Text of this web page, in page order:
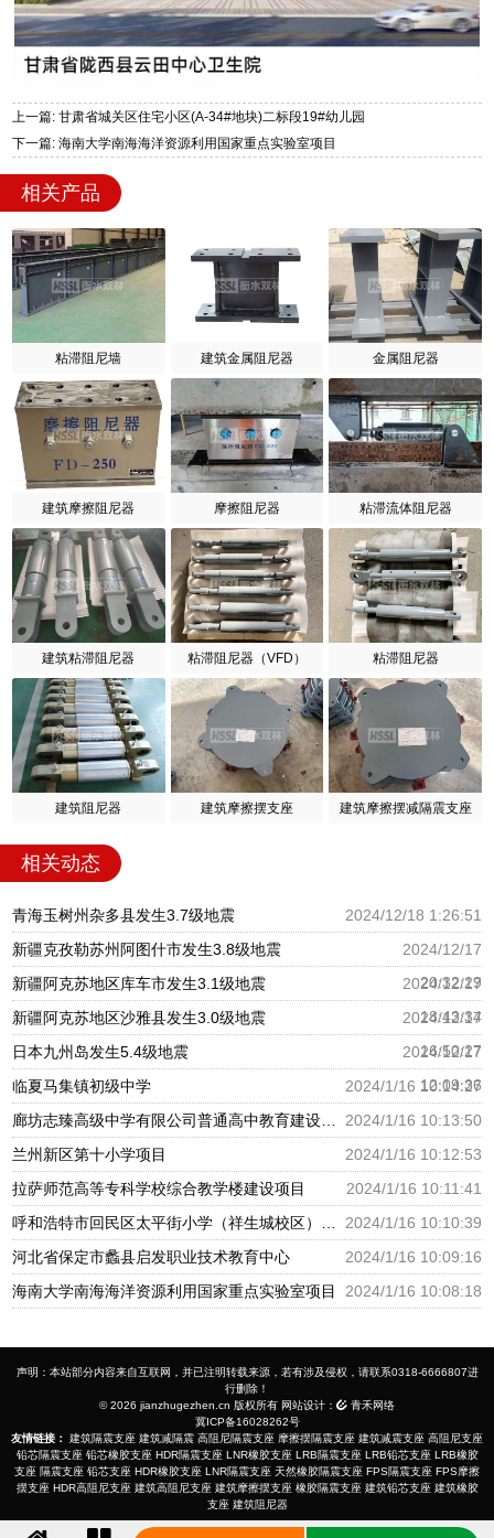
上一篇: 甘肃省城关区住宅小区(A-34#地块)二标段19#幼儿园
下一篇: 海南大学南海海洋资源利用国家重点实验室项目
相关产品
粘滞阻尼墙 建筑金属阻尼器 金属阻尼器
建筑摩擦阻尼器 摩擦阻尼器 粘滞流体阻尼器
建筑粘滞阻尼器 粘滞阻尼器（VFD） 粘滞阻尼器
建筑阻尼器 建筑摩擦摆支座 建筑摩擦摆减隔震支座
相关动态
青海玉树州杂多县发生3.7级地震
2024/12/18 1:26:51
新疆克孜勒苏州阿图什市发生3.8级地震
2024/12/17
20:32:29
新疆阿克苏地区库车市发生3.1级地震
2024/12/17
18:43:34
新疆阿克苏地区沙雅县发生3.0级地震
2024/12/17
16:50:27
日本九州岛发生5.4级地震
2024/12/17
12:09:36
临夏马集镇初级中学
2024/1/16 10:14:27
廊坊志臻高级中学有限公司普通高中教育建设项目 2024/1/16 10:13:50
兰州新区第十小学项目
2024/1/16 10:12:53
拉萨师范高等专科学校综合教学楼建设项目
2024/1/16 10:11:41
呼和浩特市回民区太平街小学（祥生城校区）建设项目 2024/1/16 10:10:39
河北省保定市蠡县启发职业技术教育中心
2024/1/16 10:09:16
海南大学南海海洋资源利用国家重点实验室项目
2024/1/16 10:08:18
声明：本站部分内容来自互联网，并已注明转载来源，若有涉及侵权，请联系0318-6666807进
行删除！
© 2026 jianzhugezhen.cn 版权所有 网站设计：
青禾网络
冀ICP备16028262号
友情链接：
建筑隔震支座 建筑减隔震 高阻尼隔震支座 摩擦摆隔震支座 建筑减震支座 高阻尼支座
铅芯隔震支座 铅芯橡胶支座 HDR隔震支座 LNR橡胶支座 LRB隔震支座 LRB铅芯支座 LRB橡胶
支座 隔震支座 铅芯支座 HDR橡胶支座 LNR隔震支座 天然橡胶隔震支座 FPS隔震支座 FPS摩擦
摆支座 HDR高阻尼支座 建筑高阻尼支座 建筑摩擦摆支座 橡胶隔震支座 建筑铅芯支座 建筑橡胶
支座 建筑阻尼器